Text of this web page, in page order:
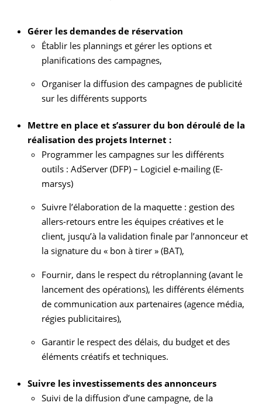
Gérer les demandes de réservation
Établir les plannings et gérer les options et
planifications des campagnes,
Organiser la diffusion des campagnes de publicité
sur les différents supports
Mettre en place et s’assurer du bon déroulé de la
réalisation des projets Internet :
Programmer les campagnes sur les différents
outils : AdServer (DFP) – Logiciel e-mailing (E-
marsys)
Suivre l’élaboration de la maquette : gestion des
allers-retours entre les équipes créatives et le
client, jusqu’à la validation finale par l’annonceur et
la signature du « bon à tirer » (BAT),
Fournir, dans le respect du rétroplanning (avant le
lancement des opérations), les différents éléments
de communication aux partenaires (agence média,
régies publicitaires),
Garantir le respect des délais, du budget et des
éléments créatifs et techniques.
Suivre les investissements des annonceurs
Suivi de la diffusion d’une campagne, de la